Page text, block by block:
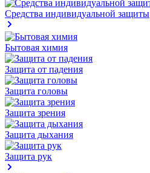
Средства индивидуальной защиты
Бытовая химия
Защита от падения
Защита головы
Защита зрения
Защита дыхания
Защита рук